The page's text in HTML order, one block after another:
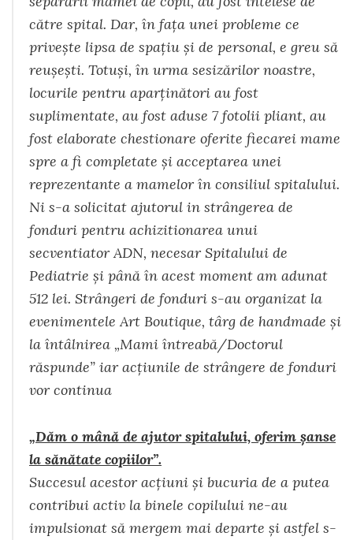
către spital. Dar, în fața unei probleme ce
privește lipsa de spațiu și de personal, e greu să
reușești. Totuși, în urma sesizărilor noastre,
locurile pentru aparținători au fost
suplimentate, au fost aduse 7 fotolii pliant, au
fost elaborate chestionare oferite fiecarei mame
spre a fi completate și acceptarea unei
reprezentante a mamelor în consiliul spitalului.
Ni s-a solicitat ajutorul in strângerea de
fonduri pentru achizitionarea unui
secventiator ADN, necesar Spitalului de
Pediatrie și până în acest moment am adunat
512 lei. Strângeri de fonduri s-au organizat la
evenimentele Art Boutique, târg de handmade și
la întâlnirea „Mami întreabă/Doctorul
răspunde” iar acțiunile de strângere de fonduri
vor continua
„Dăm o mână de ajutor spitalului, oferim șanse
la sănătate copiilor”.
Succesul acestor acţiuni şi bucuria de a putea
contribui activ la binele copilului ne-au
impulsionat să mergem mai departe şi astfel s-